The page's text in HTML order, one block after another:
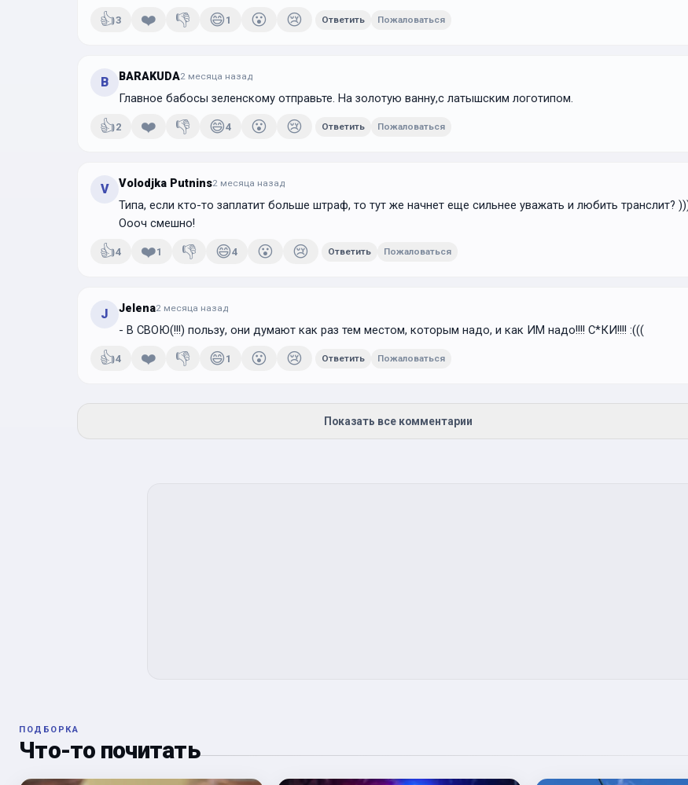
👍3 ❤️ 👎 😄 1 😮 😢 Ответить Пожаловаться
B BARAKUDA2 месяца назад
Главное бабосы зеленскому отправьте. На золотую ванну,с латышским логотипом.
👍2 ❤️ 👎 😄4 😮 😢 Ответить Пожаловаться
V Volodjka Putnins2 месяца назад
Типа, если кто-то заплатит больше штраф, то тут же начнет еще сильнее уважать и любить транслит?
Оооч смешно!
👍4 ❤️1 👎 😄4 😮 😢 Ответить Пожаловаться
J Jelena2 месяца назад
- В СВОЮ(!!!) пользу, они думают как раз тем местом, которым надо, и как ИМ надо!!!! С*КИ!!!! :(((
👍4 ❤️ 👎 😄 1 😮 😢 Ответить Пожаловаться
Показать все комментарии
ПОДБОРКА
Что-то почитать